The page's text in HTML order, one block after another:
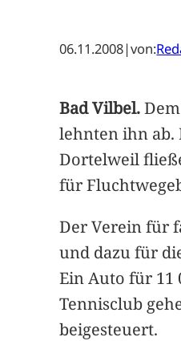
06.11.2008|von:
Bad Vilbel.
lehnten ihn ab.
Dortelweil
für
Der Verein für
und dazu für
Ein Auto für 11
Tennisclub
beigesteuert.